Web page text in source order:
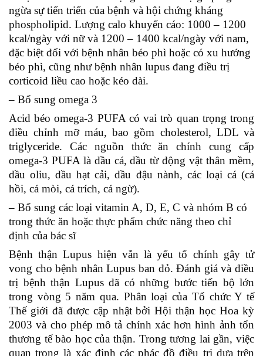
ngừa sự tiến triển của bệnh và hội chứng kháng
phospholipid. Lượng calo khuyến cáo: 1000 – 1200
kcal/ngày với nữ và 1200 – 1400 kcal/ngày với nam,
đặc biệt đối với bệnh nhân béo phì hoặc có xu hướng
béo phì, cũng như bệnh nhân lupus đang điều trị
corticoid liều cao hoặc kéo dài.
– Bổ sung omega 3
Acid béo omega-3 PUFA có vai trò quan trọng trong
điều chỉnh mỡ máu, bao gồm cholesterol, LDL và
triglyceride. Các nguồn thức ăn chính cung cấp
omega-3 PUFA là dầu cá, dầu từ động vật thân mềm,
dầu oliu, dầu hạt cải, dầu đậu nành, các loại cá (cá
hồi, cá mòi, cá trích, cá ngừ).
– Bổ sung các loại vitamin A, D, E, C và nhóm B có
trong thức ăn hoặc thực phẩm chức năng theo chỉ
định của bác sĩ
Bệnh thận Lupus hiện vẫn là yếu tố chính gây tử
vong cho bệnh nhân Lupus ban đỏ. Đánh giá và điều
trị bệnh thận Lupus đã có những bước tiến bộ lớn
trong vòng 5 năm qua. Phân loại của Tổ chức Y tế
Thế giới đã được cập nhật bởi Hội thận học Hoa kỳ
2003 và cho phép mô tả chính xác hơn hình ảnh tổn
thương tế bào học của thận. Trong tương lai gần, việc
quan trọng là xác định các phác đồ điều trị dựa trên